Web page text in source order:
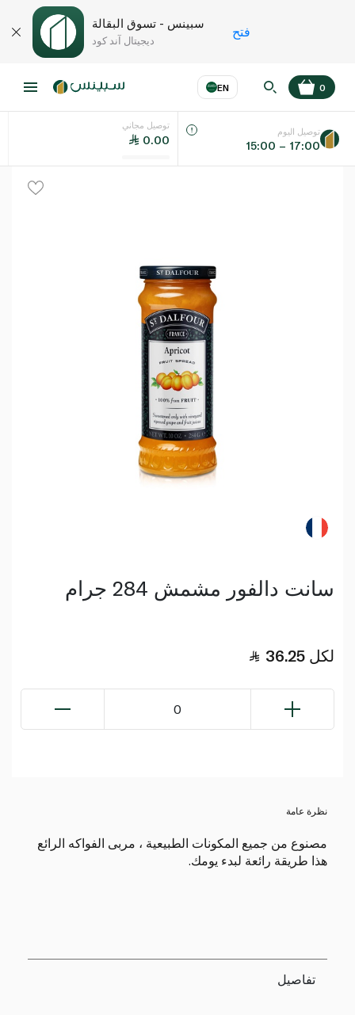
سبينس - تسوق البقالة
ديجيتال آند كود
فتح
EN
اللغة عر
0
توصيل مجاني
0.00
توصيل اليوم
15:00 – 17:00
سانت دالفور مشمش 284 جرام
36.25 لكل
0
نظرة عامة
مصنوع من جميع المكونات الطبيعية ، مربى الفواكه الرائع
هذا طريقة رائعة لبدء يومك.
تفاصيل